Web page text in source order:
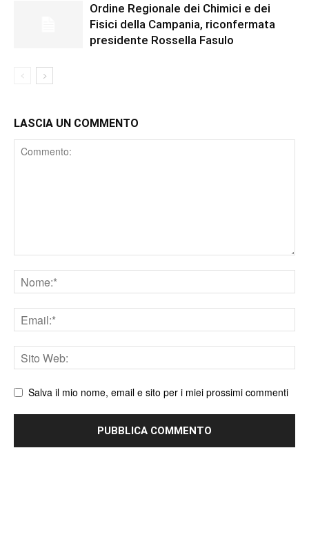
Ordine Regionale dei Chimici e dei
Fisici della Campania, riconfermata
presidente Rossella Fasulo
LASCIA UN COMMENTO
Comment
Nome
Email
Sito
web
Salva il mio nome, email e sito per i miei prossimi commenti